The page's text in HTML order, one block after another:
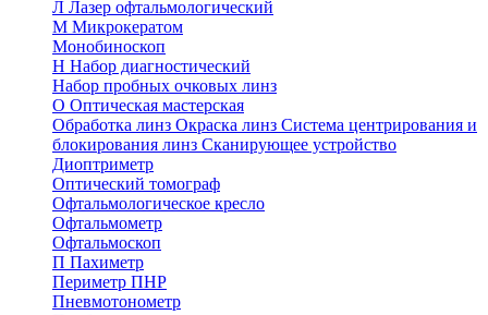
Л Лазер офтальмологический
М Микрокератом
Монобиноскоп
Н Набор диагностический
Набор пробных очковых линз
О Оптическая мастерская
Обработка линз Окраска линз Система центрирования и
блокирования линз Сканирующее устройство
Диоптриметр
Оптический томограф
Офтальмологическое кресло
Офтальмометр
Офтальмоскоп
П Пахиметр
Периметр ПНР
Пневмотонометр